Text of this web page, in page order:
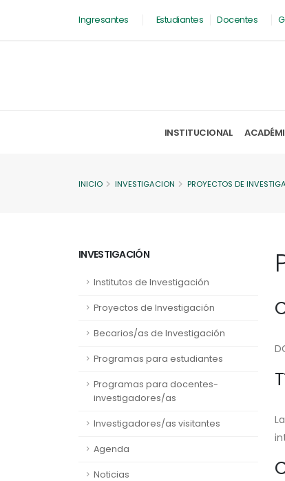
Ingresantes Estudiantes Docentes
INSTITUCIONAL
INICIO INVESTIGACION PROYECTOS DE
INVESTIGACIÓN
Institutos de Investigación
Proyectos de Investigación
Becarios/as de Investigación
Programas para estudiantes
Programas para docentes-
investigadores/as
Investigadores/as visitantes
Agenda
Noticias